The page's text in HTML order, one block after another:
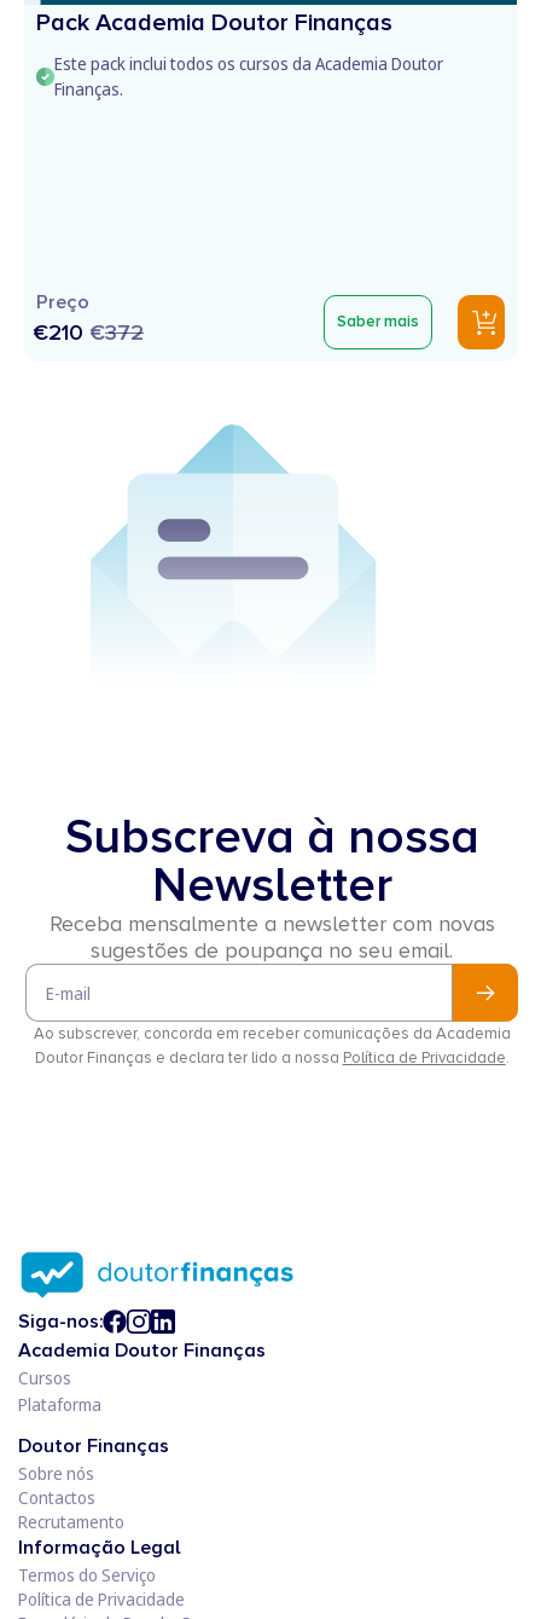
Pack Academia Doutor Finanças
Este pack inclui todos os cursos da Academia Doutor
Finanças.
Preço
€210 €372 Saber mais
Subscreva à nossa
Newsletter
Receba mensalmente a newsletter com novas
sugestões de poupança no seu email.
Email
Ao subscrever, concorda em receber comunicações da Academia
Doutor Finanças e declara ter lido a nossa Política de Privacidade.
Siga-nos:
Academia Doutor Finanças
Cursos
Plataforma
Doutor Finanças
Sobre nós
Contactos
Recrutamento
Informação Legal
Termos do Serviço
Política de Privacidade